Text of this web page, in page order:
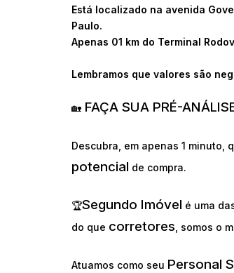
Está localizado na avenida
Paulo.
Apenas 01 km do Terminal
Lembramos que valores são
🏡 FAÇA SUA PRÉ-
Descubra, em apenas 1 minuto,
potencial de compra.
🏆Segundo Imóvel é uma
do que corretores , somos o
Atuamos como seu Personal